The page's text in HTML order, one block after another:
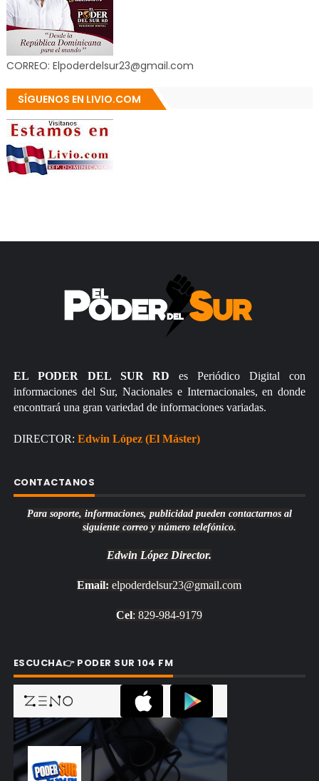
CORREO: Elpoderdelsur23@gmail.com
SÍGUENOS EN LIVIO.COM
EL PODER DEL SUR RD es Periódico Digital con
informaciones del Sur, Nacionales e Internacionales, en donde
encontrará una gran variedad de informaciones variadas.
DIRECTOR: Edwin López (El Máster)
CONTACTANOS
Para soporte, informaciones, publicidad pueden contactarnos al
siguiente correo y número telefónico.
Edwin López Director.
Email: elpoderdelsur23@gmail.com
Cel: 829-984-9179
ESCUCHA👉 PODER SUR 104 FM